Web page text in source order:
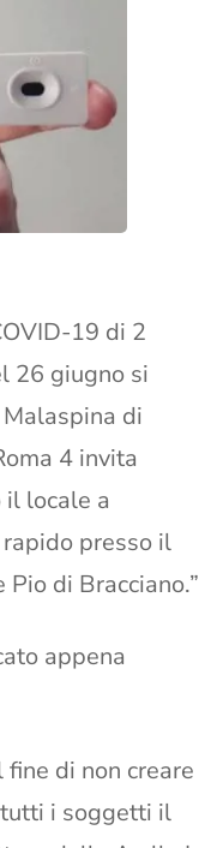
19 di 2
26 giugno si
di
4 invita
locale a
presso il
di Bracciano.”
appena
di non creare
i soggetti il